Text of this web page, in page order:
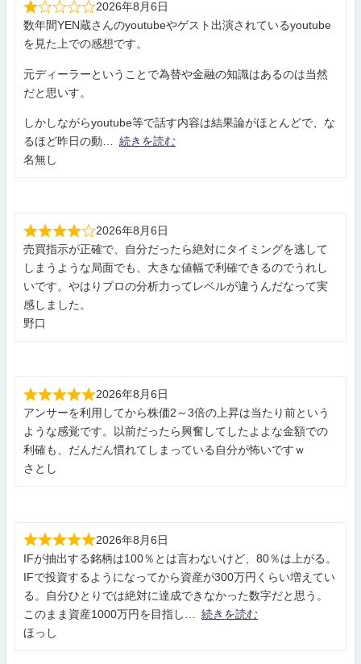
2026年8月6日
数年間YEN蔵さんのyoutubeやゲスト出演されているyoutube
を見た上での感想です。
元ディーラーということで為替や金融の知識はあるのは当然
だと思いす。
しかしながらyoutube等で話す内容は結果論がほとんどで、な
るほど昨日の動
続きを読む
名無し
2026年8月6日
売買指示が正確で、自分だったら絶対にタイミングを逃して
しまうような局面でも、大きな値幅で利確できるのでうれし
いです。やはりプロの分析力ってレベルが違うんだなって実
感しました。
野口
2026年8月6日
アンサーを利用してから株価2～3倍の上昇は当たり前という
ような感覚です。以前だったら興奮してしたよよな金額での
利確も、だんだん慣れてしまっている自分が怖いですｗ
さとし
2026年8月6日
IFが抽出する銘柄は100％とは言わないけど、80％は上がる。
IFで投資するようになってから資産が300万円くらい増えてい
る。自分ひとりでは絶対に達成できなかった数字だと思う。
このまま資産1000万円を目指し
続きを読む
ほっし